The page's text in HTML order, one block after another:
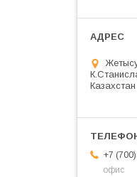
Казахстан
+7
офис